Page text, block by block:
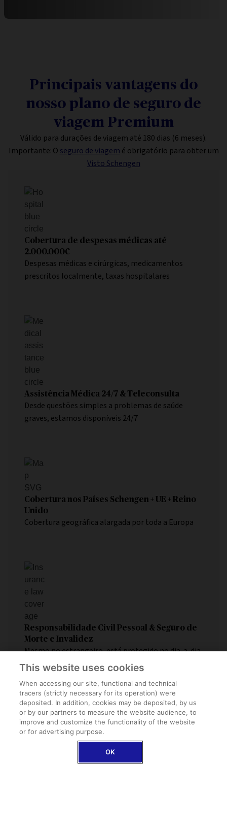
Principais vantagens do
nosso plano de seguro de
viagem Premium
Válido para durações de viagem até 180 dias (6 meses).
Importante: O seguro de viagem é obrigatório para obter um
Visto Schengen
Cobertura de despesas médicas até
2.000.000€
Despesas médicas e cirúrgicas, medicamentos
prescritos localmente, taxas hospitalares
Assistência Médica 24/7 & Teleconsulta
Desde questões simples a problemas de saúde
graves, estamos disponíveis 24/7
Cobertura nos Países Schengen + UE + Reino
Unido
Cobertura geográfica alargada por toda a Europa
Responsabilidade Civil Pessoal & Seguro de
Morte e Invalidez
Mesmo no estrangeiro, está protegido no dia-a-dia
e em emergências
This website uses cookies
When accessing our site, functional and technical
tracers (strictly necessary for its operation) were
deposited. In addition, cookies may be deposited, by us
or by our partners to measure the website audience, to
improve and customize the functionality of the website
or for advertising purpose.
OK